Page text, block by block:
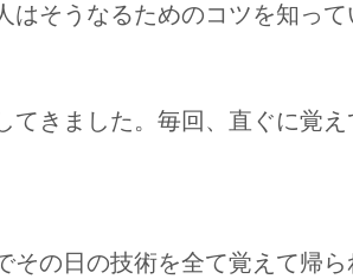
そうなるためのコツを知っ
てきました。毎回、直ぐに覚
の日の技術を全て覚えて帰